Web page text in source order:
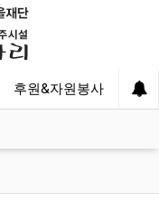
후원&자원봉사 이야